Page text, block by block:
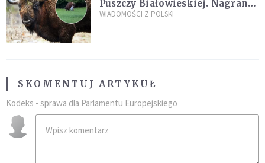
Puszczy Białowieskiej. Nagranie
daje do myślenia
WIADOMOŚCI Z POLSKI
SKOMENTUJ ARTYKUŁ
Kodeks - sprawa dla Parlamentu Europejskiego